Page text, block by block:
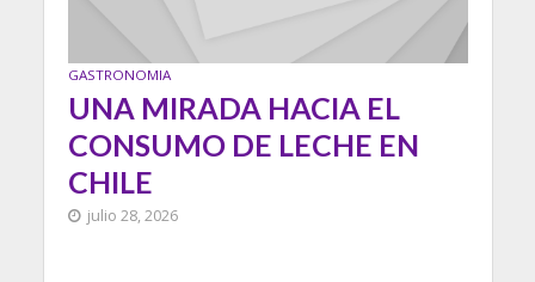
GASTRONOMIA
UNA MIRADA HACIA EL
CONSUMO DE LECHE EN
CHILE
julio 28, 2026